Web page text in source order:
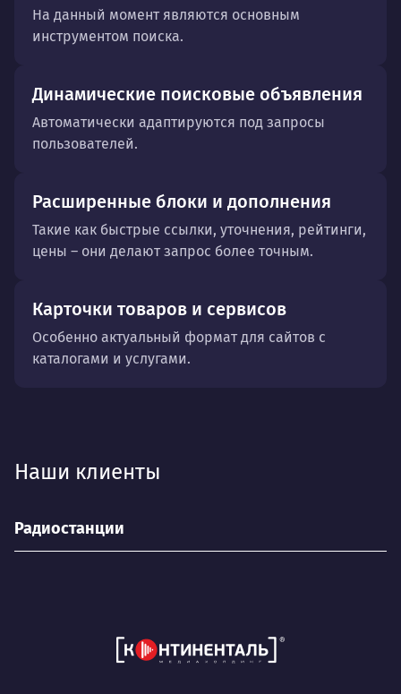
На данный момент являются основным
инструментом поиска.
Динамические поисковые объявления
Автоматически адаптируются под запросы
пользователей.
Расширенные блоки и дополнения
Такие как быстрые ссылки, уточнения, рейтинги,
цены – они делают запрос более точным.
Карточки товаров и сервисов
Особенно актуальный формат для сайтов с
каталогами и услугами.
Наши клиенты
Радиостанции